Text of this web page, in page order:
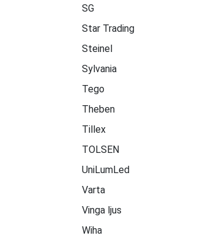
SG
Star Trading
Steinel
Sylvania
Tego
Theben
Tillex
TOLSEN
UniLumLed
Varta
Vinga ljus
Wiha